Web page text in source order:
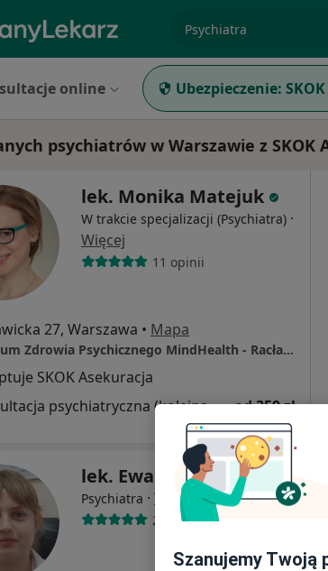
online Ubezpieczenie:
psychiatrów w Warszawie z SKOK
lek. Monika Matejuk
W trakcie specjalizacji (Psychiatra) ·
Więcej
11 opinii
27, Warszawa • Mapa
Centrum Zdrowia Psychicznego MindHealth - Racławicka 27
SKOK Asekuracja
Konsultacja psychiatryczna (kolejna wizyta) od 359 zł
lek. Ewa Bęgier
Psychiatra · Więcej
290 opinii
Szanujemy Twoją